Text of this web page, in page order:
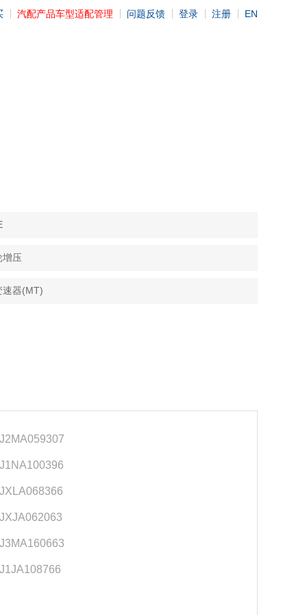
汽配产品车型适配管理 问题反馈 登录 注册 EN
增压
速器(MT)